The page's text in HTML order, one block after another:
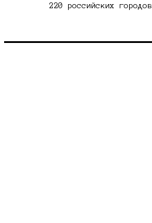
220 российских городов